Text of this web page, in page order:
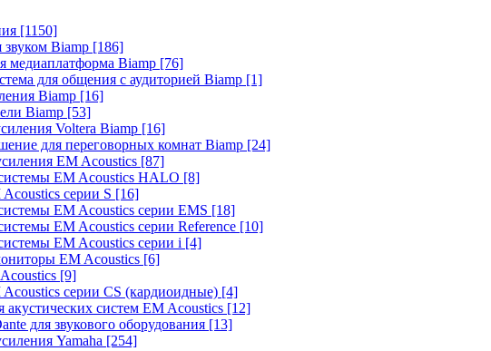
[1150]
Biamp [186]
медиаплатформа Biamp [76]
для общения с аудиторией Biamp [1]
Biamp [16]
Biamp [53]
Voltera Biamp [16]
для переговорных комнат Biamp [24]
EM Acoustics [87]
EM Acoustics HALO [8]
серии S [16]
EM Acoustics серии EMS [18]
EM Acoustics серии Reference [10]
EM Acoustics серии i [4]
EM Acoustics [6]
[9]
серии CS (кардиоидные) [4]
акустических систем EM Acoustics [12]
для звукового оборудования [13]
Yamaha [254]